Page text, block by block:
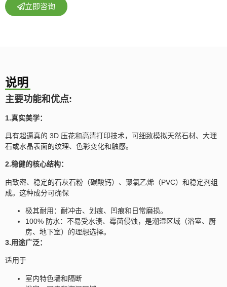
立即咨询
说明
主要功能和优点:
1.真实美学：
具有超逼真的 3D 压花和高清打印技术，可细致模拟天然石材、大理
石或水晶表面的纹理、色彩变化和触感。
2.稳健的核心结构：
由致密、稳定的石灰石粉（碳酸钙）、聚氯乙烯（PVC）和稳定剂组
成。这种成分可确保
极其耐用：耐冲击、划痕、凹痕和日常磨损。
100% 防水：不易受水渍、霉菌侵蚀，是潮湿区域（浴室、厨
房、地下室）的理想选择。
3.用途广泛：
适用于
室内特色墙和隔断